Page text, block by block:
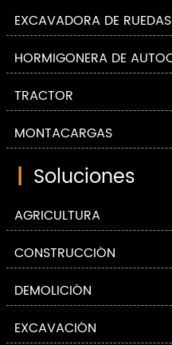
EXCAVADORA DE RUEDAS
HORMIGONERA DE
TRACTOR
MONTACARGAS
| Soluciones
AGRICULTURA
CONSTRUCCIÓN
DEMOLICIÓN
EXCAVACIÓN